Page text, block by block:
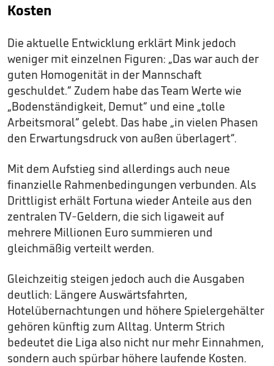
Kosten
Die aktuelle Entwicklung erklärt Mink jedoch
weniger mit einzelnen Figuren: „Das war auch der
guten Homogenität in der Mannschaft
geschuldet.“ Zudem habe das Team Werte wie
„Bodenständigkeit, Demut“ und eine „tolle
Arbeitsmoral“ gelebt. Das habe „in vielen Phasen
den Erwartungsdruck von außen überlagert“.
Mit dem Aufstieg sind allerdings auch neue
finanzielle Rahmenbedingungen verbunden. Als
Drittligist erhält Fortuna wieder Anteile aus den
zentralen TV-Geldern, die sich ligaweit auf
mehrere Millionen Euro summieren und
gleichmäßig verteilt werden.
Gleichzeitig steigen jedoch auch die Ausgaben
deutlich: Längere Auswärtsfahrten,
Hotelübernachtungen und höhere Spielergehälter
gehören künftig zum Alltag. Unterm Strich
bedeutet die Liga also nicht nur mehr Einnahmen,
sondern auch spürbar höhere laufende Kosten.